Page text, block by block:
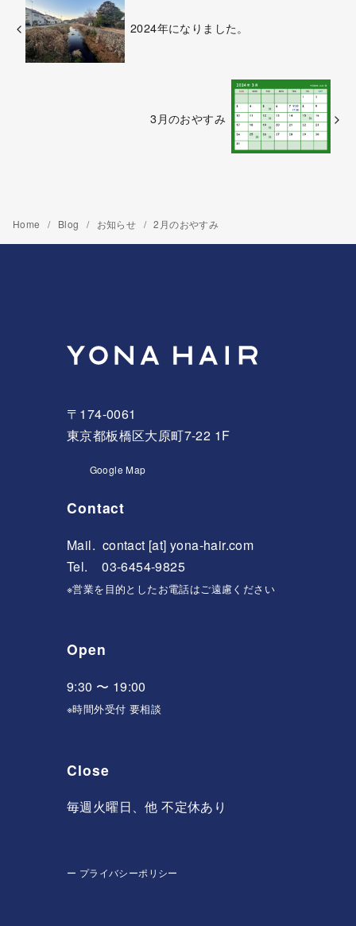
2024年になりました。
3月のおやすみ
Home Blog お知らせ 2月のおやすみ
〒174-0061
東京都板橋区大原町7-22 1F
Google Map
Contact
Mail. contact [at] yona-hair.com
Tel. 03-6454-9825
※営業を目的としたお電話はご遠慮ください
Open
9:30 〜 19:00
※時間外受付 要相談
Close
毎週火曜日、他 不定休あり
ー プライバシーポリシー